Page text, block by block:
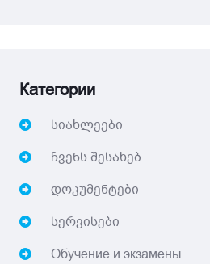
Категории
სიახლეები
ჩვენს შესახებ
დოკუმენტები
სერვისები
Обучение и экзамены